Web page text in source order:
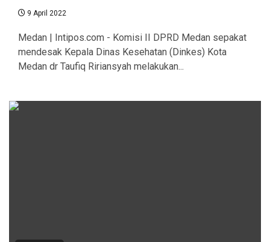
9 April 2022
Medan | Intipos.com - Komisi II DPRD Medan sepakat
mendesak Kepala Dinas Kesehatan (Dinkes) Kota
Medan dr Taufiq Ririansyah melakukan...